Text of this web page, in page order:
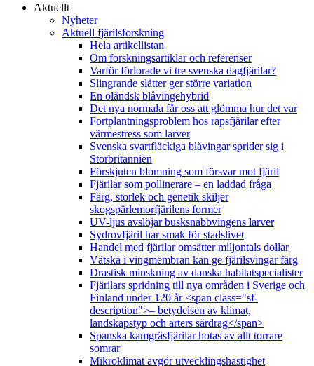
Aktuellt
Nyheter
Aktuell fjärilsforskning
Hela artikellistan
Om forskningsartiklar och referenser
Varför förlorade vi tre svenska dagfjärilar?
Slingrande slåtter ger större variation
En öländsk blåvingehybrid
Det nya normala får oss att glömma hur det var
Fortplantningsproblem hos rapsfjärilar efter
värmestress som larver
Svenska svartfläckiga blåvingar sprider sig i
Storbritannien
Förskjuten blomning som försvar mot fjäril
Fjärilar som pollinerare – en laddad fråga
Färg, storlek och genetik skiljer
skogspärlemorfjärilens former
UV-ljus avslöjar busksnabbvingens larver
Sydrovfjäril har smak för stadslivet
Handel med fjärilar omsätter miljontals dollar
Vätska i vingmembran kan ge fjärilsvingar färg
Drastisk minskning av danska habitatspecialister
Fjärilars spridning till nya områden i Sverige och
Finland under 120 år <span class="sf-
description">– betydelsen av klimat,
landskapstyp och arters särdrag</span>
Spanska kamgräsfjärilar hotas av allt torrare
somrar
Mikroklimat avgör utvecklingshastighet